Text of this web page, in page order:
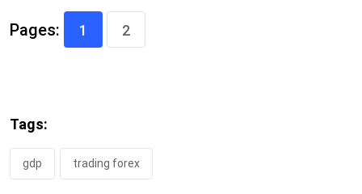
Pages: 1 2
Tags:
gdp trading forex